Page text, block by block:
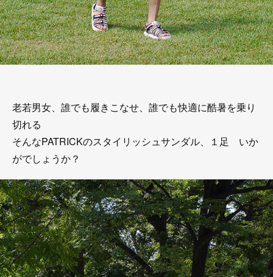
老若男女、誰でも履きこなせ、誰でも快適に酷暑を乗り
切れる
そんなPATRICKのスタイリッシュサンダル、１足 いか
がでしょうか？